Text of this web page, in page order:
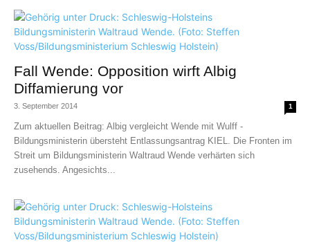
Fall Wende: Opposition wirft Albig
Diffamierung vor
3. September 2014 1
Zum aktuellen Beitrag: Albig vergleicht Wende mit Wulff -
Bildungsministerin übersteht Entlassungsantrag KIEL. Die Fronten im
Streit um Bildungsministerin Waltraud Wende verhärten sich
zusehends. Angesichts...